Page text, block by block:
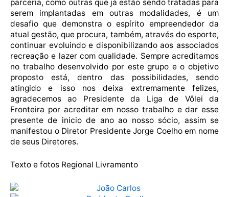
parceria, como outras que já estão sendo tratadas para
serem implantadas em outras modalidades, é um
desafio que demonstra o espírito empreendedor da
atual gestão, que procura, também, através do esporte,
continuar evoluindo e disponibilizando aos associados
recreação e lazer com qualidade. Sempre acreditamos
no trabalho desenvolvido por este grupo e o objetivo
proposto está, dentro das possibilidades, sendo
atingido e isso nos deixa extremamente felizes,
agradecemos ao Presidente da Liga de Vôlei da
Fronteira por acreditar em nosso trabalho e dar esse
presente de inicio de ano ao nosso sócio, assim se
manifestou o Diretor Presidente Jorge Coelho em nome
de seus Diretores.
Texto e fotos Regional Livramento